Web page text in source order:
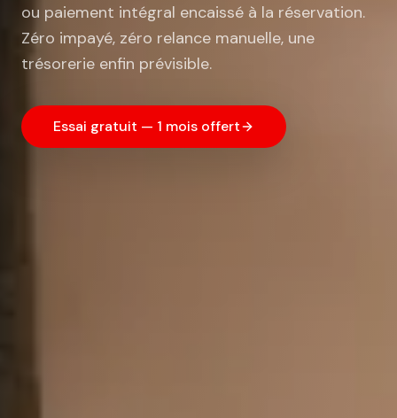
ou paiement intégral encaissé à la réservation.
Zéro impayé, zéro relance manuelle, une
trésorerie enfin prévisible.
Essai gratuit — 1 mois offert